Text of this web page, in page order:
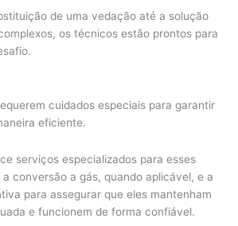
de uma vedação até a solução
os técnicos estão prontos para
cuidados especiais para garantir
eficiente.
serviços especializados para esses
conversão a gás, quando aplicável, e a
para assegurar que eles mantenham
e funcionem de forma confiável.